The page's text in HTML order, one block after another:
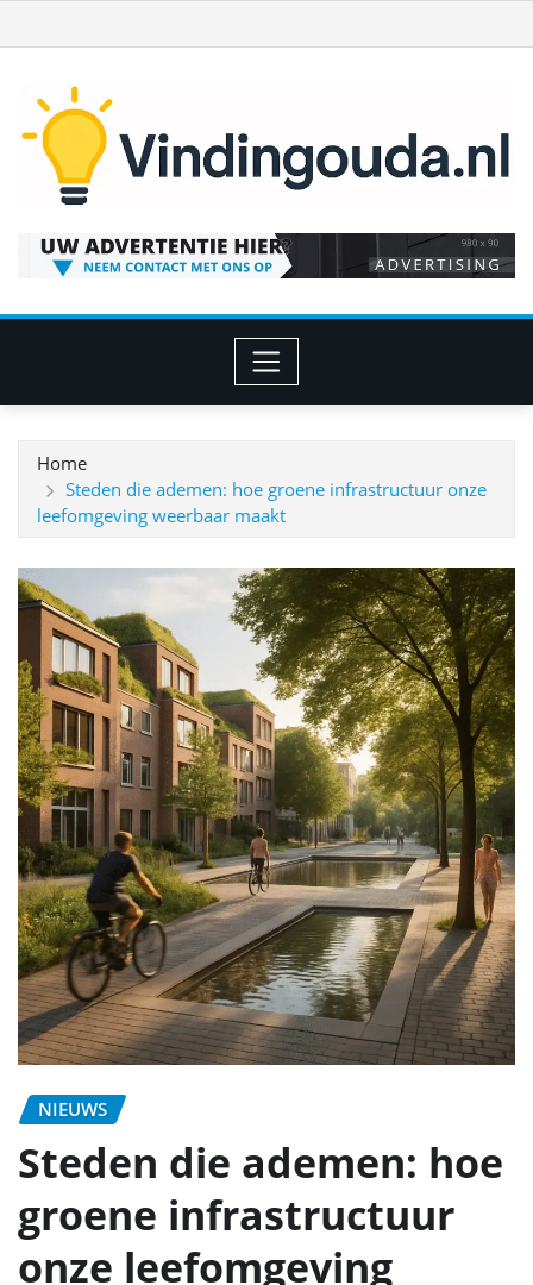
naar
inhoud
Home
Steden die ademen: hoe groene infrastructuur onze
leefomgeving weerbaar maakt
NIEUWS
Steden die ademen: hoe
groene infrastructuur
onze leefomgeving